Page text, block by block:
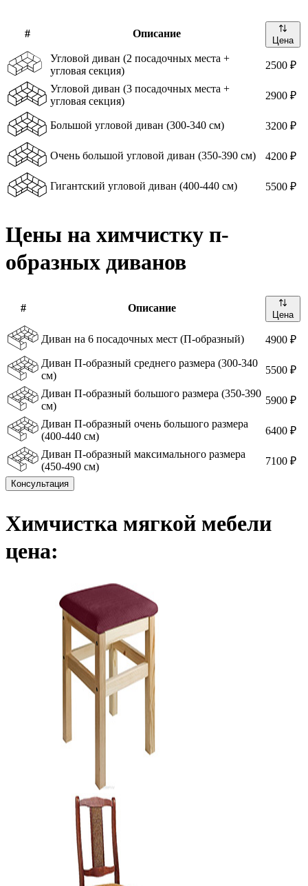
# Описание
Цена
Угловой диван (2 посадочных места +
угловая секция)
2500 ₽
Угловой диван (3 посадочных места +
угловая секция)
2900 ₽
Большой угловой диван (300-340 см) 3200 ₽
Очень большой угловой диван (350-390 см) 4200 ₽
Гигантский угловой диван (400-440 см) 5500 ₽
Цены на химчистку п-
образных диванов
# Описание
Цена
Диван на 6 посадочных мест (П-образный)
4900 ₽
Диван П-образный среднего размера (300-340
см)
5500 ₽
Диван П-образный большого размера (350-390
см)
5900 ₽
Диван П-образный очень большого размера
(400-440 см)
6400 ₽
Диван П-образный максимального размера
(450-490 см)
7100 ₽
Консультация
Химчистка мягкой мебели
цена: